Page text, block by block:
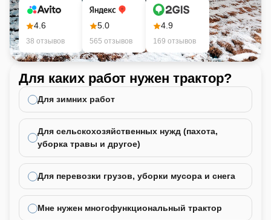
4.6
38 отзывов
5.0
565 отзывов
4.9
169 отзывов
Для каких работ нужен трактор?
Для зимних работ
Для сельскохозяйственных нужд (пахота,
уборка травы и другое)
Для перевозки грузов, уборки мусора и снега
Мне нужен многофункциональный трактор